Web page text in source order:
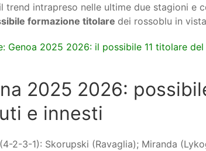
trend intrapreso nelle ultime due stagioni e
formazione titolare dei rossoblu in
Genoa 2025 2026: il possibile 11 titolare
2025 2026:
e innesti
(4-2-3-1): Skorupski (Ravaglia); Miranda